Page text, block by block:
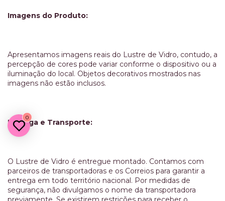
Imagens do Produto:
Apresentamos imagens reais do Lustre de Vidro, contudo, a
percepção de cores pode variar conforme o dispositivo ou a
iluminação do local. Objetos decorativos mostrados nas
imagens não estão inclusos.
Entrega e Transporte:
O Lustre de Vidro é entregue montado. Contamos com
parceiros de transportadoras e os Correios para garantir a
entrega em todo território nacional. Por medidas de
segurança, não divulgamos o nome da transportadora
0